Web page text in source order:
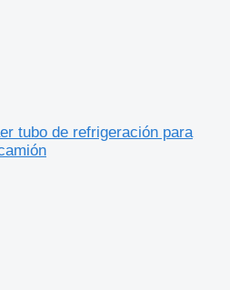
tubo de refrigeración para